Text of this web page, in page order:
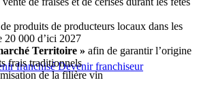
franchiséDevenir franchiseur
produits de producteurs locaux dans les
20 000 d’ici 2027
Territoire » afin de garantir l’origine
frais traditionnels
de la filière vin